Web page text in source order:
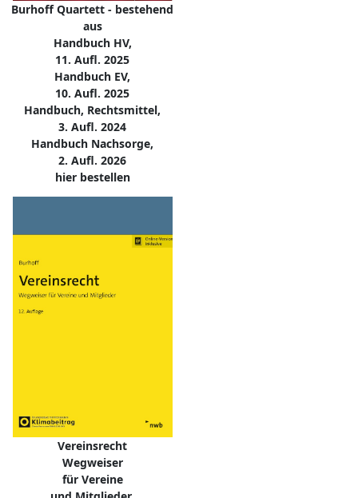
Burhoff Quartett - bestehend
aus
Handbuch HV,
11. Aufl. 2025
Handbuch EV,
10. Aufl. 2025
Handbuch, Rechtsmittel,
3. Aufl. 2024
Handbuch Nachsorge,
2. Aufl. 2026
hier bestellen
Vereinsrecht
Wegweiser
für Vereine